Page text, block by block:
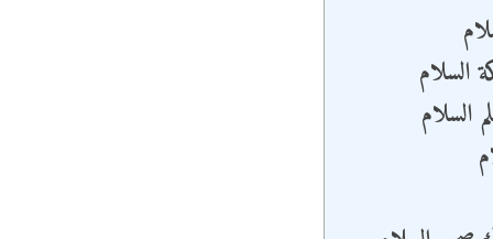
السلام